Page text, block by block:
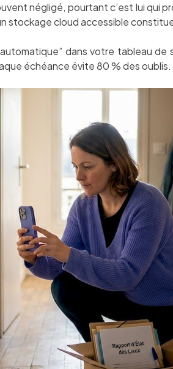
négligé, pourtant c’est lui qui
stockage cloud accessible
dans votre tableau de
échéance évite 80 % des oublis.